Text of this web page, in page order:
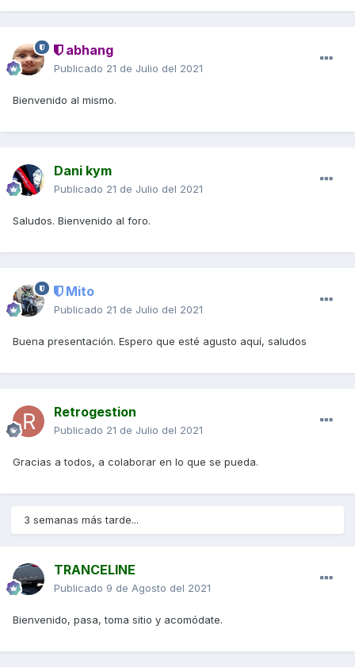
abhang
Publicado 21 de Julio del 2021
Bienvenido al mismo.
Dani kym
Publicado 21 de Julio del 2021
Saludos. Bienvenido al foro.
Mito
Publicado 21 de Julio del 2021
Buena presentación. Espero que esté agusto aquí, saludos
Retrogestion
Publicado 21 de Julio del 2021
Gracias a todos, a colaborar en lo que se pueda.
3 semanas más tarde...
TRANCELINE
Publicado 9 de Agosto del 2021
Bienvenido, pasa, toma sitio y acomódate.